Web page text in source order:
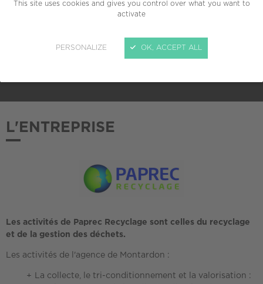
This site uses cookies and gives you control over what you want to
activate
PERSONALIZE OK, ACCEPT ALL
TAILLE
ADHÉSION AU CREPI
L'ENTREPRISE
Les activités de Paprec Recyclage sont celles du recyclage
et de la gestion des déchets.
Les activités de l'agence de Montardon :
La collecte, le tri-conditionnement et la valorisation :